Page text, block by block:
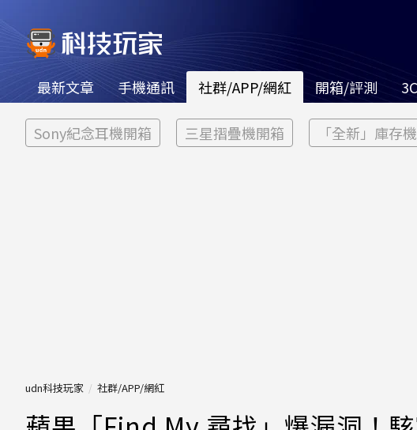
最新文章 手機通訊 社群/APP/網紅 開箱/評測
Sony紀念耳機開箱 三星摺疊機開箱 「全新」庫存機
udn科技玩家 社群/APP/網紅